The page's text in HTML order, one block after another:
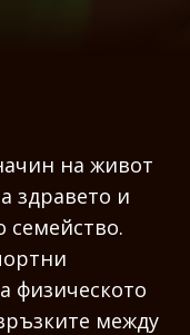
на живот
здравето и
семейство.
физическото
между